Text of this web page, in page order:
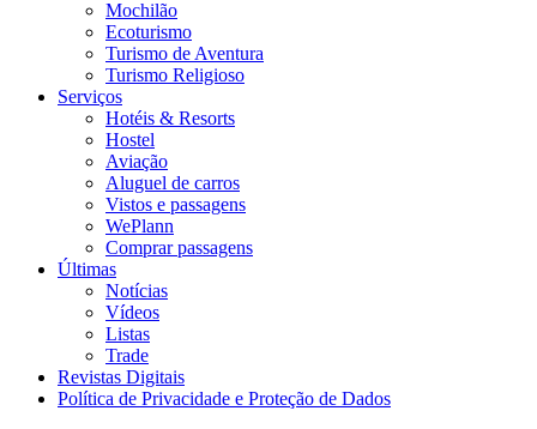
Mochilão
Ecoturismo
Turismo de Aventura
Turismo Religioso
Serviços
Hotéis & Resorts
Hostel
Aviação
Aluguel de carros
Vistos e passagens
WePlann
Comprar passagens
Últimas
Notícias
Vídeos
Listas
Trade
Revistas Digitais
Política de Privacidade e Proteção de Dados